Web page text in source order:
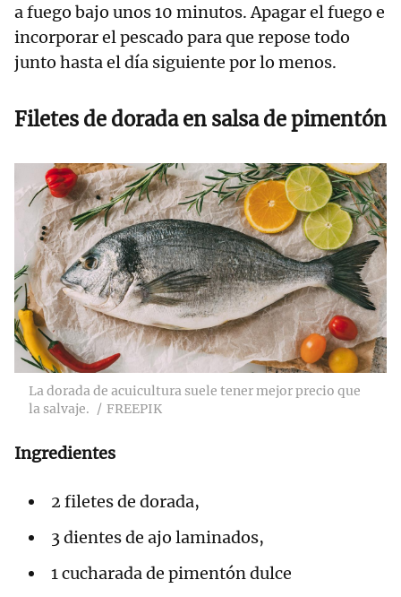
a fuego bajo unos 10 minutos. Apagar el fuego e
incorporar el pescado para que repose todo
junto hasta el día siguiente por lo menos.
Filetes de dorada en salsa de pimentón
La dorada de acuicultura suele tener mejor precio que
la salvaje.
FREEPIK
Ingredientes
2 filetes de dorada,
3 dientes de ajo laminados,
1 cucharada de pimentón dulce